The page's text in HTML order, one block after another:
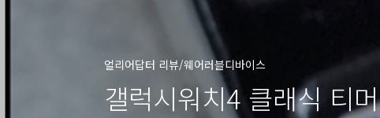
얼리어답터 리뷰/웨어러블디바이스
갤럭시워치4 클래식 티